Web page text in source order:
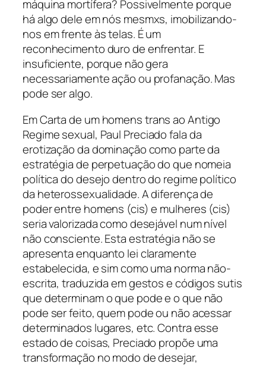
máquina mortífera? Possivelmente porque
há algo dele em nós mesmxs, imobilizando-
nos em frente às telas. É um
reconhecimento duro de enfrentar. E
insuficiente, porque não gera
necessariamente ação ou profanação. Mas
pode ser algo.
EmCarta de um homens trans ao Antigo
Regime sexual, Paul Preciado fala da
erotização da dominação como parte da
estratégia de perpetuação do que nomeia
política do desejo dentro do regime político
da heterossexualidade. A diferença de
poder entre homens (cis) e mulheres (cis)
seria valorizada como desejável num nível
não consciente. Esta estratégia não se
apresenta enquanto lei claramente
estabelecida, e sim como uma norma não-
escrita, traduzida em gestos e códigos sutis
que determinam o que pode e o que não
pode ser feito, quem pode ou não acessar
determinados lugares, etc. Contra esse
estado de coisas, Preciado propõe uma
transformação no modo de desejar,